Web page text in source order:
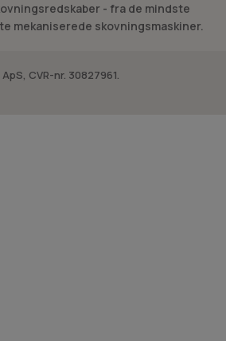
- fra de mindste
mekaniserede skovningsmaskiner.
CVR-nr. 30827961.